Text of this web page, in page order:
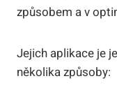
způsobem a v
Jejich aplikace je
několika způsoby: